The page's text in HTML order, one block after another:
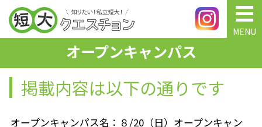
MENU
オープンキャンパス
掲載内容は以下の通りです
オープンキャンパス名：８/20（日）オープンキャン